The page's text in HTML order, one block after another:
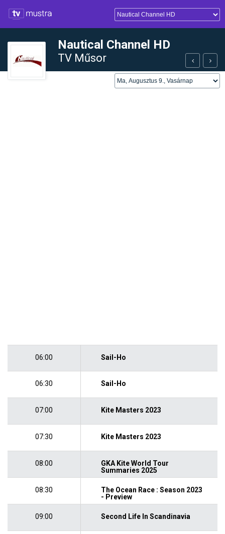
Nautical Channel HD
TV Műsor
06:00 Sail-Ho
06:30 Sail-Ho
07:00 Kite Masters 2023
07:30 Kite Masters 2023
08:00
GKA Kite World Tour
Summaries 2025
08:30
The Ocean Race : Season 2023
- Preview
09:00 Second Life In Scandinavia